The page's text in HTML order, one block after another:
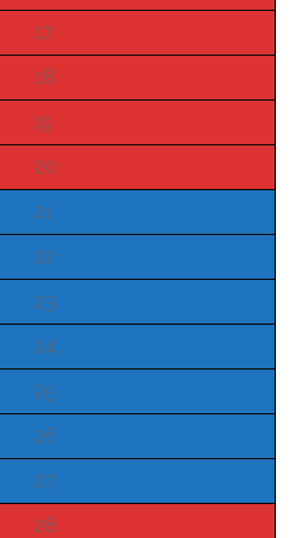
17
18
19
20
21
22
23
24
25
26
27
28